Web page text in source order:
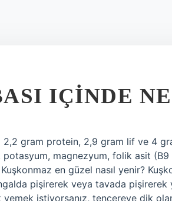
IÇINDE
2,2 gram protein, 2,9 gram lif ve 4
magnezyum, folik asit
en güzel nasıl yenir?
pişirerek veya tavada pişirerek
istiyorsanız, tencereye dik